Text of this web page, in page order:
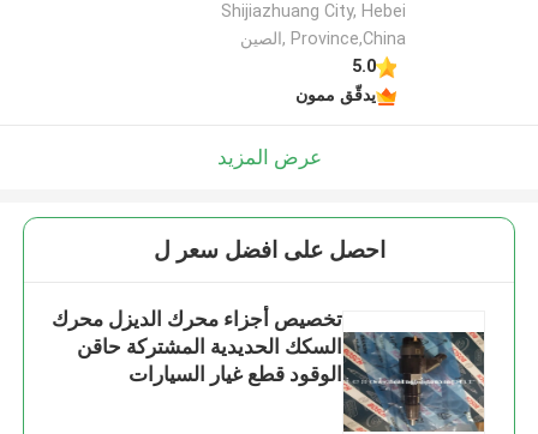
Shijiazhuang City, Hebei
Province,China ,الصين
5.0
يدقّق ممون
عرض المزيد
احصل على افضل سعر ل
تخصيص أجزاء محرك الديزل محرك
السكك الحديدية المشتركة حاقن
الوقود قطع غيار السيارات